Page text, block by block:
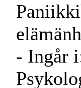
- Ingår